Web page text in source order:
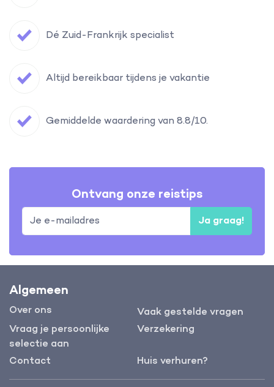
Dé Zuid-Frankrijk specialist
Altijd bereikbaar tijdens je vakantie
Gemiddelde waardering van 8.8/10.
Ontvang onze reistips
Ja graag!
Algemeen
Over ons
Vaak gestelde vragen
Vraag je persoonlijke
selectie aan
Verzekering
Contact Huis verhuren?